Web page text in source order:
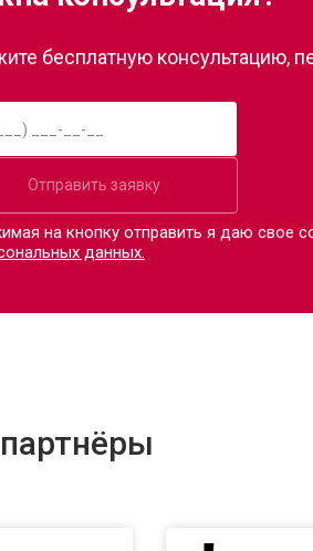
бесплатную консультацию,
Отправить заявку
на кнопку отправить я даю свое
данных.